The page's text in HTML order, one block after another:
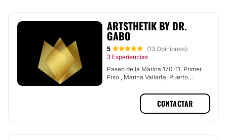
ARTSTHETIK BY DR.
GABO
5 (13 Opiniones)·
3 Experiencias
Paseo de la Marina 170-11, Primer
Piso , Marina Vallarta, Puerto
CONTACTAR